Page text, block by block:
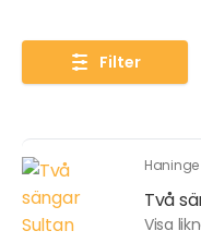
Filter
Haninge
Två
Visa